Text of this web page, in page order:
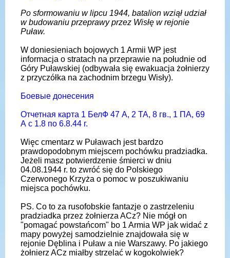
Po sformowaniu w lipcu 1944, batalion wziął udział
w budowaniu przeprawy przez Wisłę w rejonie
Puław.
W doniesieniach bojowych 1 Armii WP jest
informacja o stratach na przeprawie na południe od
Góry Puławskiej (odbywała się ewakuacja żołnierzy
z przyczółka na zachodnim brzegu Wisły).
Боевые донесения
Отчетная карта 1 БелФ 47 А, 2 ТА, 8 гв., 1 ПА, 69
А с 1.8 по 6.8.44 г.
Więc cmentarz w Puławach jest bardzo
prawdopodobnym miejscem pochówku pradziadka.
Jeżeli masz potwierdzenie śmierci w dniu
04.08.1944 r. to zwróć się do Polskiego
Czerwonego Krzyża o pomoc w poszukiwaniu
miejsca pochówku.
PS. Co to za rusofobskie fantazje o zastrzeleniu
pradziadka przez żołnierza ACz? Nie mógł on
"pomagać powstańcom" bo 1 Armia WP jak widać z
mapy powyżej samodzielnie znajdowała się w
rejonie Dęblina i Puław a nie Warszawy. Po jakiego
żołnierz ACz miałby strzelać w kogokolwiek?